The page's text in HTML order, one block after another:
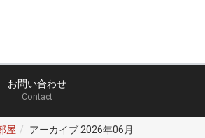
お問い合わせ
Contact
屋 アーカイブ 2026年06月